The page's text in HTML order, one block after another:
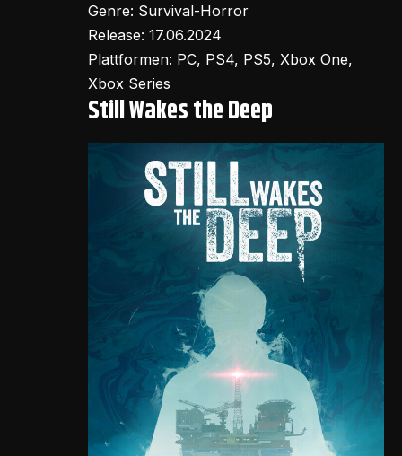
Genre: Survival-Horror
Release: 17.06.2024
Plattformen: PC, PS4, PS5, Xbox One,
Xbox Series
Still Wakes the Deep